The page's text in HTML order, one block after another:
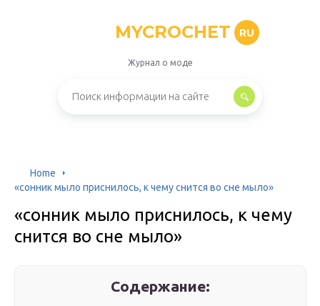
MYCROCHET RU
Журнал о моде
Home
«сонник мыло приснилось, к чему снится во сне мыло»
«сонник мыло приснилось, к чему
снится во сне мыло»
Содержание: